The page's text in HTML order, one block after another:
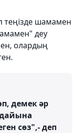
шамамен
деу
олардың
демек әр
сөз",- деп